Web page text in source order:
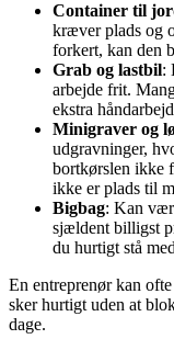
Container til
kræver plads og
forkert, kan den
Grab og lastbil:
arbejde frit.
ekstra
Minigraver og
udgravninger,
bortkørslen ikke
ikke er plads til
Bigbag: Kan
sjældent billigst
du hurtigt stå
En entreprenør kan
sker hurtigt uden at
dage.